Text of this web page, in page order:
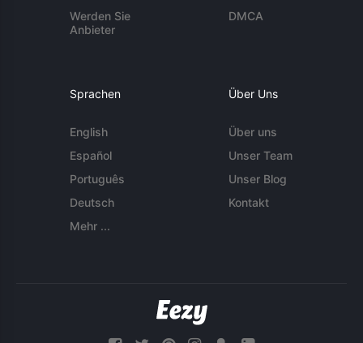
Werden Sie
Anbieter
DMCA
Sprachen
English
Español
Português
Deutsch
Mehr ...
Über Uns
Über uns
Unser Team
Unser Blog
Kontakt